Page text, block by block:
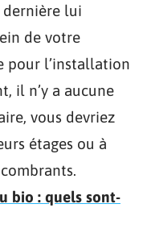
dernière lui
de votre
pour l’installation
il n’y a aucune
vous devriez
étages ou à
bio : quels sont-